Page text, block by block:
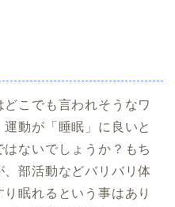
こでも言われそうなワ
動が「睡眠」に良いと
ないでしょうか？もち
部活動などバリバリ体
眠れるという事はあり